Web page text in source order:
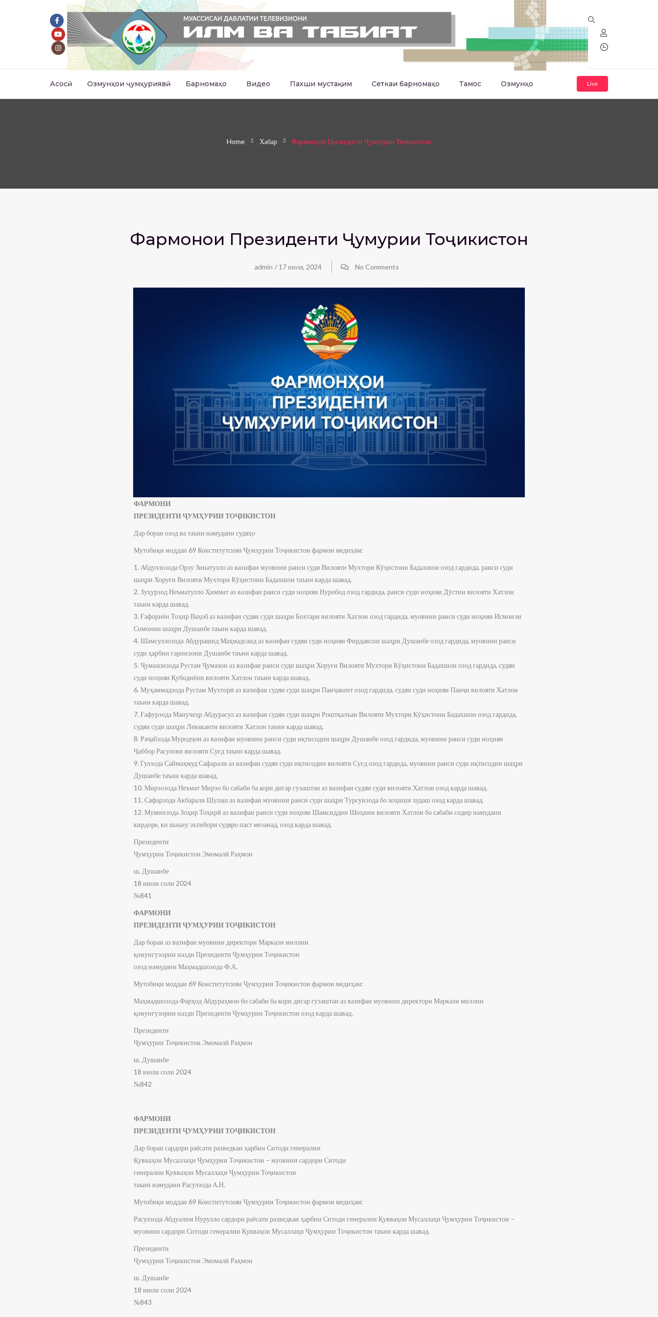
Асосӣ Озмунҳои ҷумҳуриявӣ Барномаҳо Видео Пахши мустақим Сеткаи барномаҳо Тамос Озмунҳо Live
Home Хабар Фармонҳои Президенти Ҷумҳурии Тоҷикистон
Фармонҳои Президенти Ҷумҳурии Тоҷикистон
admin / 17 июля, 2024 No Comments
ФАРМОНИ
ПРЕЗИДЕНТИ ҶУМҲУРИИ ТОҶИКИСТОН
Дар бораи озод ва таъин намудани судяҳо
Мутобиқи моддаи 69 Конститутсияи Ҷумҳурии Тоҷикистон фармон медиҳам:
1. Абдуллозода Орзу Зинатулло аз вазифаи муовини раиси суди Вилояти Мухтори Кӯҳистони Бадахшон озод гардида, раиси суди
шаҳри Хоруғи Вилояти Мухтори Кӯҳистони Бадахшон таъин карда шавад.
2. Зуҳурзод Неъматулло Ҳиммат аз вазифаи раиси суди ноҳияи Нуробод озод гардида, раиси суди ноҳияи Дӯстии вилояти Хатлон
таъин карда шавад.
3. Ғафориён Тоҳир Ваҳоб аз вазифаи судяи суди шаҳри Бохтари вилояти Хатлон озод гардида, муовини раиси суди ноҳияи Исмоили
Сомонии шаҳри Душанбе таъин карда шавад.
4. Шамсуллозода Абдурашид Маҳмадсаид аз вазифаи судяи суди ноҳияи Фирдавсии шаҳри Душанбе озод гардида, муовини раиси
суди ҳарбии гарнизони Душанбе таъин карда шавад.
5. Ҷумахонзода Рустам Ҷумахон аз вазифаи раиси суди шаҳри Хоруғи Вилояти Мухтори Кӯҳистони Бадахшон озод гардида, судяи
суди ноҳияи Қубодиёни вилояти Хатлон таъин карда шавад.
6. Муҳаммадзода Рустам Мухторӣ аз вазифаи судяи суди шаҳри Панҷакент озод гардида, судяи суди ноҳияи Панҷи вилояти Хатлон
таъин карда шавад.
7. Ғафурзода Манучеҳр Абдурасул аз вазифаи судяи суди шаҳри Роштқалъаи Вилояти Мухтори Кӯҳистони Бадахшон озод гардида,
судяи суди шаҳри Леваканти вилояти Хатлон таъин карда шавад.
8. Раҷабзода Муродҷон аз вазифаи муовини раиси суди иқтисодии шаҳри Душанбе озод гардида, муовини раиси суди ноҳияи
Ҷаббор Расулови вилояти Суғд таъин карда шавад.
9. Гулзода Саймаҳмуд Сафарали аз вазифаи судяи суди иқтисодии вилояти Суғд озод гардида, муовини раиси суди иқтисодии шаҳри
Душанбе таъин карда шавад.
10. Мирзозода Неъмат Мирзо бо сабаби ба кори дигар гузаштан аз вазифаи судяи суди вилояти Хатлон озод карда шавад.
11. Сафарзода Акбарали Шулаш аз вазифаи муовини раиси суди шаҳри Турсунзода бо хоҳиши худаш озод карда шавад.
12. Муминзода Зоҳир Тоҳирӣ аз вазифаи раиси суди ноҳияи Шамсиддин Шоҳини вилояти Хатлон бо сабаби содир намудани
кирдоре, ки шаъну эътибори судяро паст мезанад, озод карда шавад.
Президенти
Ҷумҳурии Тоҷикистон Эмомалӣ Раҳмон
ш. Душанбе
18 июли соли 2024
№841
ФАРМОНИ
ПРЕЗИДЕНТИ ҶУМҲУРИИ ТОҶИКИСТОН
Дар бораи аз вазифаи муовини директори Маркази миллии
қонунгузории назди Президенти Ҷумҳурии Тоҷикистон
озод намудани Маҳмадшозода Ф.А.
Мутобиқи моддаи 69 Конститутсияи Ҷумҳурии Тоҷикистон фармон медиҳам:
Маҳмадшозода Фарҳод Абдураҳмон бо сабаби ба кори дигар гузаштан аз вазифаи муовини директори Маркази миллии
қонунгузории назди Президенти Ҷумҳурии Тоҷикистон озод карда шавад.
Президенти
Ҷумҳурии Тоҷикистон Эмомалӣ Раҳмон
ш. Душанбе
18 июли соли 2024
№842
ФАРМОНИ
ПРЕЗИДЕНТИ ҶУМҲУРИИ ТОҶИКИСТОН
Дар бораи сардори раёсати разведкаи ҳарбии Ситоди генералии
Қувваҳои Мусаллаҳи Ҷумҳурии Тоҷикистон – муовини сардори Ситоди
генералии Қувваҳои Мусаллаҳи Ҷумҳурии Тоҷикистон
таъин намудани Расулзода А.Н.
Мутобиқи моддаи 69 Конститутсияи Ҷумҳурии Тоҷикистон фармон медиҳам:
Расулзода Абдуалим Нурулло сардори раёсати разведкаи ҳарбии Ситоди генералии Қувваҳои Мусаллаҳи Ҷумҳурии Тоҷикистон –
муовини сардори Ситоди генералии Қувваҳои Мусаллаҳи Ҷумҳурии Тоҷикистон таъин карда шавад.
Президенти
Ҷумҳурии Тоҷикистон Эмомалӣ Раҳмон
ш. Душанбе
18 июли соли 2024
№843